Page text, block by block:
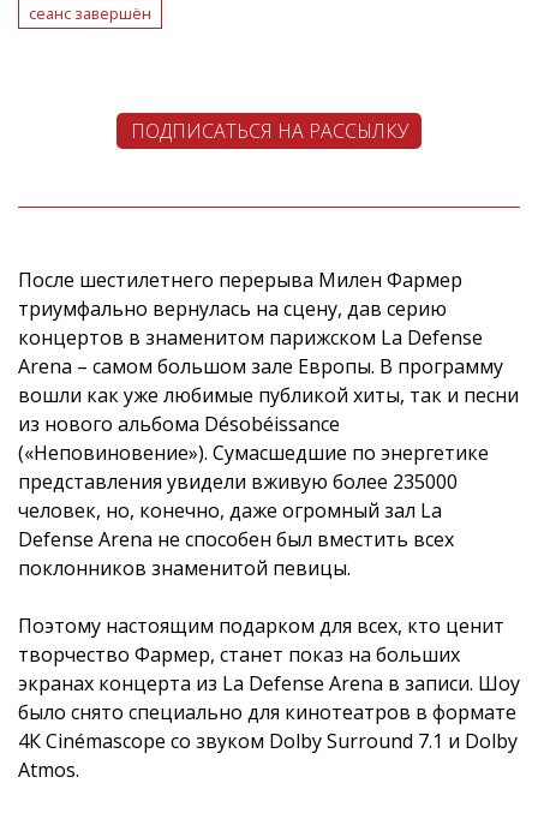
сеанс завершён
ПОДПИСАТЬСЯ НА РАССЫЛКУ
После шестилетнего перерыва Милен Фармер
триумфально вернулась на сцену, дав серию
концертов в знаменитом парижском La Defense
Arena – самом большом зале Европы. В программу
вошли как уже любимые публикой хиты, так и песни
из нового альбома Désobéissance
(«Неповиновение»). Сумасшедшие по энергетике
представления увидели вживую более 235000
человек, но, конечно, даже огромный зал La
Defense Arena не способен был вместить всех
поклонников знаменитой певицы.
Поэтому настоящим подарком для всех, кто ценит
творчество Фармер, станет показ на больших
экранах концерта из La Defense Arena в записи. Шоу
было снято специально для кинотеатров в формате
4К Cinémascope со звуком Dolby Surround 7.1 и Dolby
Atmos.